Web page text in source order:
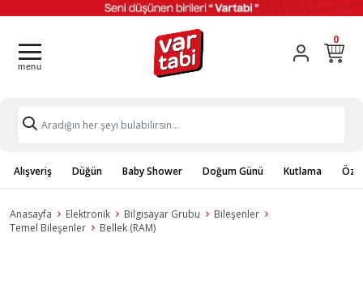
0
Alışveriş Düğün Baby Shower Doğum Günü Kutlama
Anasayfa Elektronik Bilgisayar Grubu
Bileşenler
Temel Bileşenler
Bellek (RAM)